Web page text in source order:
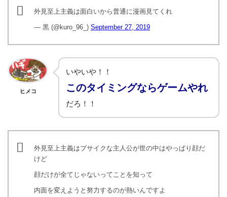
外見至上主義は面白いから普通に漫画見てくれ
— 黒 (@kuro_96_) September 27, 2019
ヒメコ
いやいや！！
このタイミングならゲームやれ
だろ！！
外見至上主義はブサイクな主人公が世の中はやっぱり顔だ
けど
顔だけが全てじゃないってことを知って
内面を変えようと努力するのが熱いんですよ